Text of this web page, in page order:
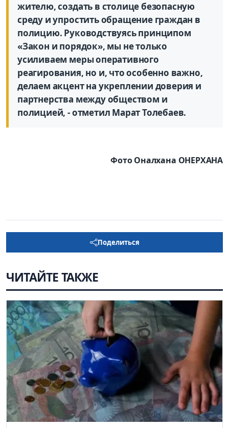
жителю, создать в столице безопасную
среду и упростить обращение граждан в
полицию. Руководствуясь принципом
«Закон и порядок», мы не только
усиливаем меры оперативного
реагирования, но и, что особенно важно,
делаем акцент на укреплении доверия и
партнерства между обществом и
полицией, - отметил Марат Толебаев.
Фото Оналхана ОНЕРХАНА
Поделиться
ЧИТАЙТЕ ТАКЖЕ